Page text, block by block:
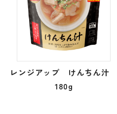
レンジアップ けんちん汁
180g